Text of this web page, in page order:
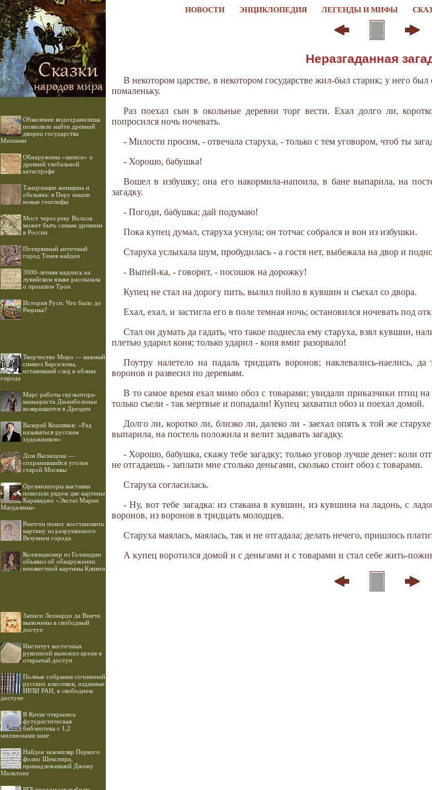
НОВОСТИ ЭНЦИКЛОПЕДИЯ ЛЕГЕНДЫ И МИФЫ
Обмеление водохранилища
позволило найти древний
дворец государства
Митанни
Обнаружены «записи» о
древней глобальной
катастрофе
Танцующие женщина и
обезьяна: в Перу нашли
новые геоглифы
Мост через реку Волхов
может быть самым древним
в России
Потерянный античный
город Тенея найден
3000-летняя надпись на
лувийском языке рассказала
о прошлом Трои
История Руси: Что было до
Рюрика?
Творчество Миро — важный
символ Барселоны,
оставивший след в облике
города
Марс работы скульптора-
маньериста Джамболоньи
возвращается в Дрезден
Валерий Кошляков: «Рад
называться русским
художником»
Дом Васнецова —
сохранившийся уголок
старой Москвы
Организаторы выставки
повесили рядом две картины
Караваджо «Экстаз Марии
Магдалины»
Рентген помог восстановить
картину из разрушенного
Везувием города
Коллекционер из Голландии
объявил об обнаружении
неизвестной картины Климта
Записи Леонардо да Винчи
выложены в свободный
доступ
Институт восточных
рукописей выложил архив в
открытый доступ
Полные собрания сочинений
русских классиков, изданные
ИРЛИ РАН, в свободном
доступе
В Китае открылась
футуристическая
библиотека с 1,2
миллионами книг
Найден экземпляр Первого
фолио Шекспира,
принадлежавший Джону
Мильтону
Неразгаданная
В некотором царстве, в некотором государстве жил-был старик; у него
помаленьку.
Раз поехал сын в окольные деревни торг вести. Ехал долго ли,
попросился ночь ночевать.
- Милости просим, - отвечала старуха, - только с тем уговором, чтоб ты
- Хорошо, бабушка!
Вошел в избушку; она его накормила-напоила, в бане выпарила, на
загадку.
- Погоди, бабушка; дай подумаю!
Пока купец думал, старуха уснула; он тотчас собрался и вон из избушки.
Старуха услыхала шум, пробудилась - а гостя нет, выбежала на двор и
- Выпей-ка, - говорит, - посошок на дорожку!
Купец не стал на дорогу пить, вылил пойло в кувшин и съехал со двора.
Ехал, ехал, и застигла его в поле темная ночь; остановился ночевать под
Стал он думать да гадать, что такое поднесла ему старуха, взял кувшин,
плетью ударил коня; только ударил - коня вмиг разорвало!
Поутру налетело на падаль тридцать воронов; наклевались-наелись,
воронов и развесил по деревьям.
В то самое время ехал мимо обоз с товарами; увидали приказчики птиц
только съели - так мертвые и попадали! Купец захватил обоз и поехал домой.
Долго ли, коротко ли, близко ли, далеко ли - заехал опять к той же
выпарила, на постель положила и велит задавать загадку.
- Хорошо, бабушка, скажу тебе загадку; только уговор лучше денег: коли
не отгадаешь - заплати мне столько деньгами, сколько стоит обоз с товарами.
Старуха согласилась.
- Ну, вот тебе загадка: из стакана в кувшин, из кувшина на ладонь, с
воронов, из воронов в тридцать молодцев.
Старуха маялась, маялась, так и не отгадала; делать нечего, пришлось
А купец воротился домой и с деньгами и с товарами и стал себе жить-